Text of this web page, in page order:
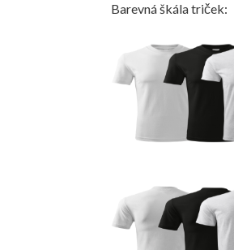
Barevná škála triček: